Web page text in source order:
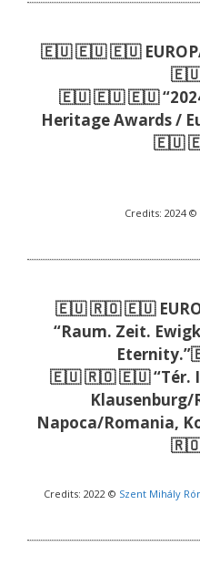
🇪🇺 🇪🇺 🇪🇺
🇪🇺 🇪🇺 🇪🇺 “2024
Heritage Awards /
🇪🇺
Credits: 2024 ©
🇪🇺 🇷🇴 🇪🇺
“Raum. Zeit.
🇪🇺 🇷🇴 🇪🇺 “Tér.
Klausenburg/
Napoca/Romania,
Credits: 2022 © Szent Mihály